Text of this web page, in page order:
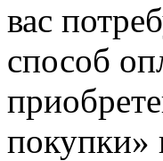
вас
способ
покупки»